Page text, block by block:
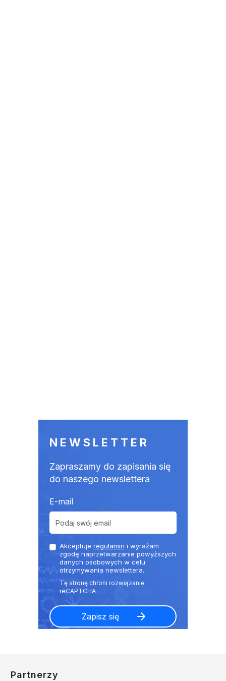
NEWSLETTER
Zapraszamy do zapisania się
do naszego newslettera
E-mail
Akceptuje regulamin i wyrażam
zgodę naprzetwarzanie powyższych
danych osobowych w celu
otrzymywania newslettera.
Partnerzy